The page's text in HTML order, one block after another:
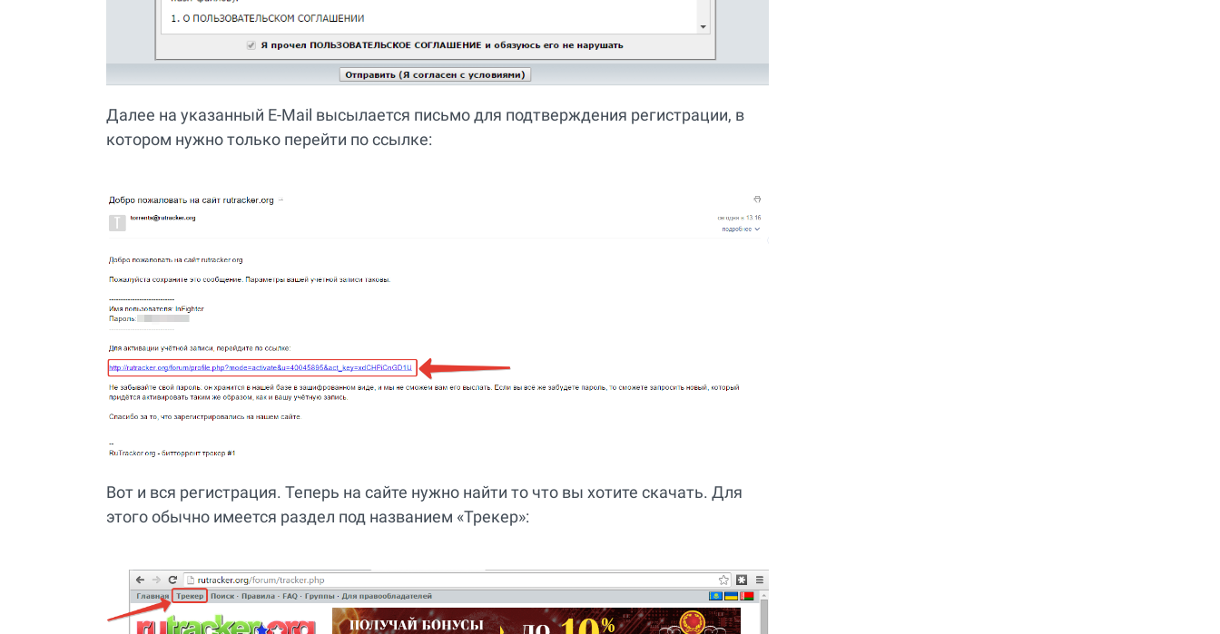
Далее на указанный E-Mail высылается письмо для подтверждения регистрации, в
котором нужно только перейти по ссылке:
Вот и вся регистрация. Теперь на сайте нужно найти то что вы хотите скачать. Для
этого обычно имеется раздел под названием «Трекер»: